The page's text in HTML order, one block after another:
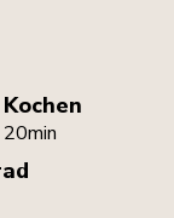
Kochen
20min